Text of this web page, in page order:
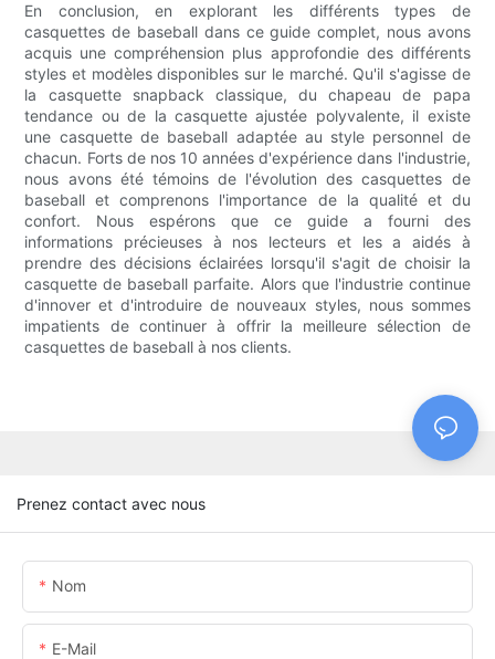
En conclusion, en explorant les différents types de
casquettes de baseball dans ce guide complet, nous avons
acquis une compréhension plus approfondie des différents
styles et modèles disponibles sur le marché. Qu'il s'agisse de
la casquette snapback classique, du chapeau de papa
tendance ou de la casquette ajustée polyvalente, il existe
une casquette de baseball adaptée au style personnel de
chacun. Forts de nos 10 années d'expérience dans l'industrie,
nous avons été témoins de l'évolution des casquettes de
baseball et comprenons l'importance de la qualité et du
confort. Nous espérons que ce guide a fourni des
informations précieuses à nos lecteurs et les a aidés à
prendre des décisions éclairées lorsqu'il s'agit de choisir la
casquette de baseball parfaite. Alors que l'industrie continue
d'innover et d'introduire de nouveaux styles, nous sommes
impatients de continuer à offrir la meilleure sélection de
casquettes de baseball à nos clients.
Prenez contact avec nous
Nom
E-Mail